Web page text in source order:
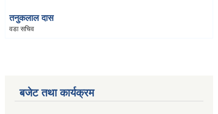
तनुकलाल दास
वडा सचिव
बजेट तथा कार्यक्रम